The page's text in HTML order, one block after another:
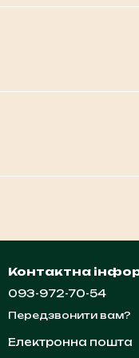
Контактна
093-972-70-54
Передзвонити вам?
Електронна пошта